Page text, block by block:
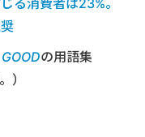
る消費者は23%。
の用語集
）